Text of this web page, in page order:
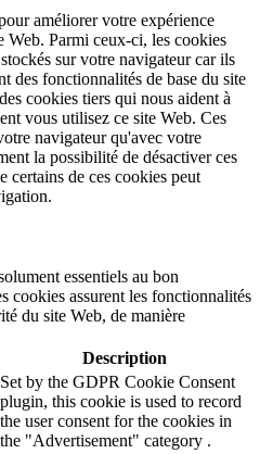
améliorer votre expérience
Web. Parmi ceux-ci, les cookies
sur votre navigateur car ils
des fonctionnalités de base du site
cookies tiers qui nous aident à
vous utilisez ce site Web. Ces
navigateur qu'avec votre
la possibilité de désactiver ces
certains de ces cookies peut
essentiels au bon
cookies assurent les fonctionnalités
du site Web, de manière
Description
Set by the GDPR Cookie Consent
plugin, this cookie is used to record
the user consent for the cookies in
the "Advertisement" category .